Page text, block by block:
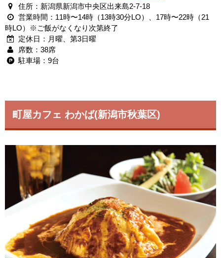
住所：新潟県新潟市中央区出来島2-7-18
営業時間：11時〜14時（13時30分LO）、17時〜22時（21
時LO）※ご飯がなくなり次第終了
定休日：月曜、第3日曜
席数：38席
駐車場：9台
町屋カフェ わかば(新潟市秋葉区)